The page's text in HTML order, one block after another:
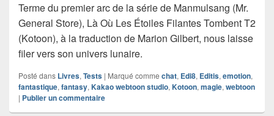
Terme du premier arc de la série de Manmulsang (Mr.
General Store), Là Où Les Étoiles Filantes Tombent T2
(Kotoon), à la traduction de Marion Gilbert, nous laisse
filer vers son univers lunaire.
Posté dans Livres, Tests | Marqué comme chat, Edi8, Editis, emotion,
fantastique, fantasy, Kakao webtoon studio, Kotoon, magie, webtoon
| Publier un commentaire